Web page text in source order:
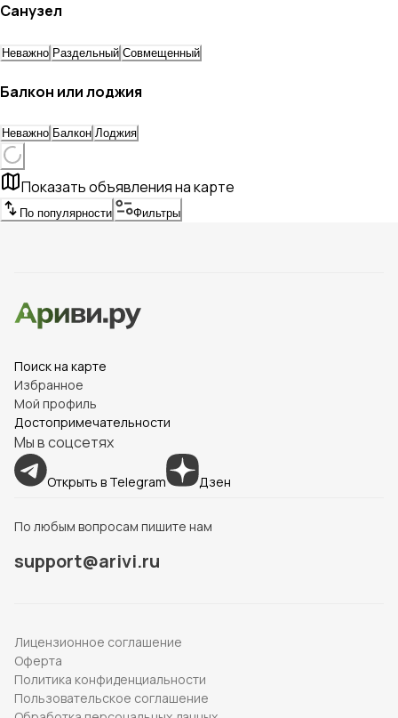
Санузел
Неважно Раздельный Совмещенный
Балкон или лоджия
Неважно Балкон Лоджия
Показать объявления на карте
По популярности Фильтры
Поиск на карте
Избранное
Мой профиль
Достопримечательности
Мы в соцсетях
Открыть в Telegram Дзен
По любым вопросам пишите нам
support@arivi.ru
Лицензионное соглашение
Оферта
Политика конфиденциальности
Пользовательское соглашение